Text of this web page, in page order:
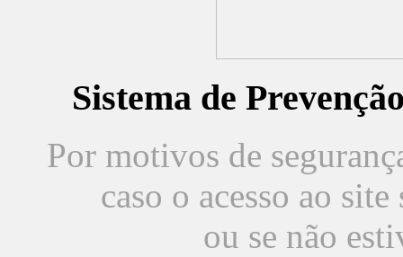
Sistema de
Por motivos de
caso o acesso ao
ou se não